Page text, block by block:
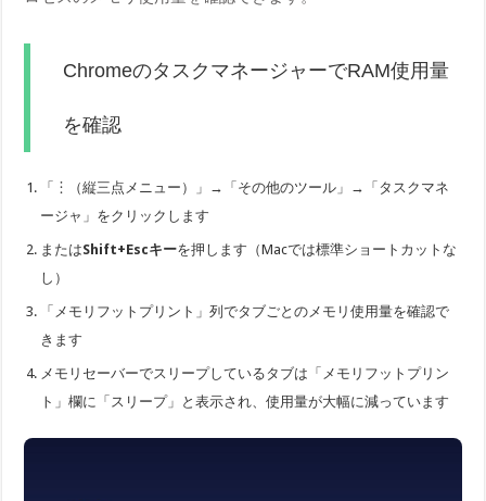
ChromeのタスクマネージャーでRAM使用量
を確認
「︙（縦三点メニュー）」→「その他のツール」→「タスクマネ
ージャ」をクリックします
またはShift+Escキーを押します（Macでは標準ショートカットな
し）
「メモリフットプリント」列でタブごとのメモリ使用量を確認で
きます
メモリセーバーでスリープしているタブは「メモリフットプリン
ト」欄に「スリープ」と表示され、使用量が大幅に減っています